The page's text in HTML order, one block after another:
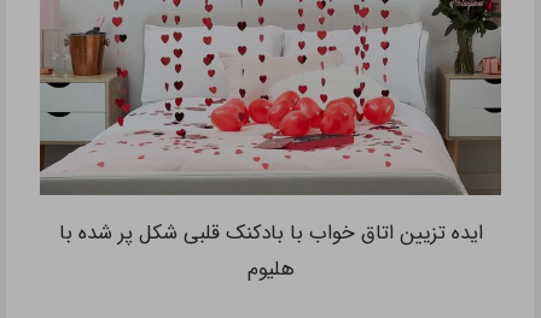
ایده تزیین اتاق خواب با بادکنک قلبی شکل پر شده با
هلیوم